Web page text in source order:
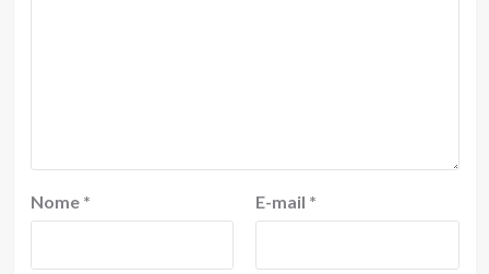
Nome * E-mail *